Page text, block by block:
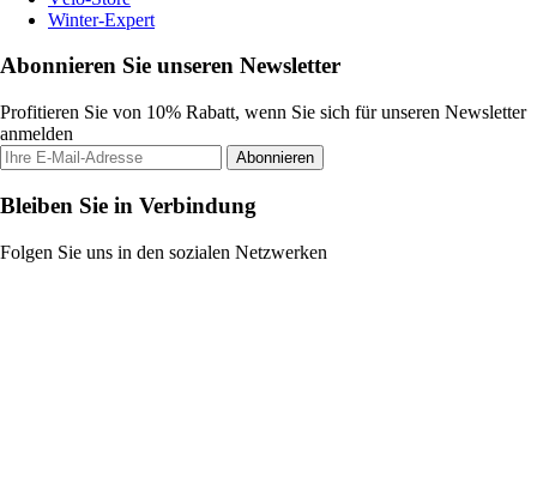
Winter-Expert
Abonnieren Sie unseren Newsletter
Profitieren Sie von 10% Rabatt, wenn Sie sich für unseren Newsletter
anmelden
Abonnieren
Bleiben Sie in Verbindung
Folgen Sie uns in den sozialen Netzwerken